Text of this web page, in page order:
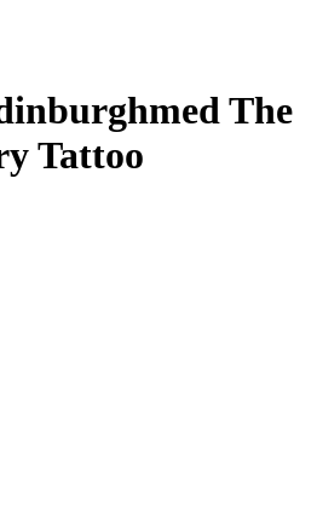
med The
Tattoo